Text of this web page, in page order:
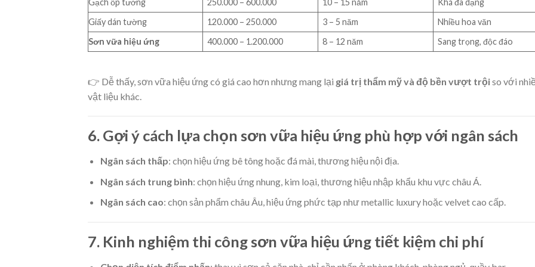
Giấy dán tường
120.000 – 250.000 3 – 5 năm
Nhiều hoa văn
Sơn vữa hiệu ứng
400.000 – 1.200.000 8 – 12 năm Sang trọng, độc đáo
👉 Dễ thấy, sơn vữa hiệu ứng có giá cao hơn nhưng mang lại giá trị thẩm mỹ và độ bền vượt trộiso với
vật liệu khác.
6. Gợi ý cách lựa chọn sơn vữa hiệu ứng phù hợp với ngân sách
Ngân sách thấp: chọn hiệu ứng bê tông hoặc đá mài, thương hiệu nội địa.
Ngân sách trung bình: chọn hiệu ứng nhung, kim loại, thương hiệu nhập khẩu khu vực châu Á.
Ngân sách cao: chọn sản phẩm châu Âu, hiệu ứng phức tạp như metallic luxury hoặc velvet cao cấp.
7. Kinh nghiệm thi công sơn vữa hiệu ứng tiết kiệm chi phí